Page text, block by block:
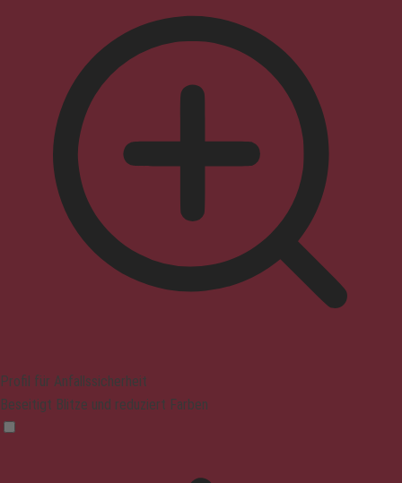
Profil für Anfallssicherheit
Beseitigt Blitze und reduziert Farben